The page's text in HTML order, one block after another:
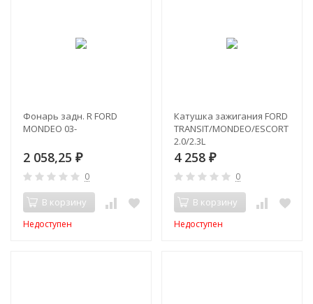
Фонарь задн. R FORD
MONDEO 03-
2 058,25 ₽
0
В корзину
Недоступен
Катушка зажигания FORD
TRANSIT/MONDEO/ESCORT
2.0/2.3L
4 258 ₽
0
В корзину
Недоступен